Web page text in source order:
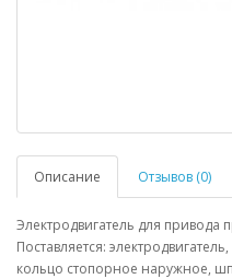
Описание Отзывов (0)
Электродвигатель для
Поставляется:
кольцо стопорное наружное,